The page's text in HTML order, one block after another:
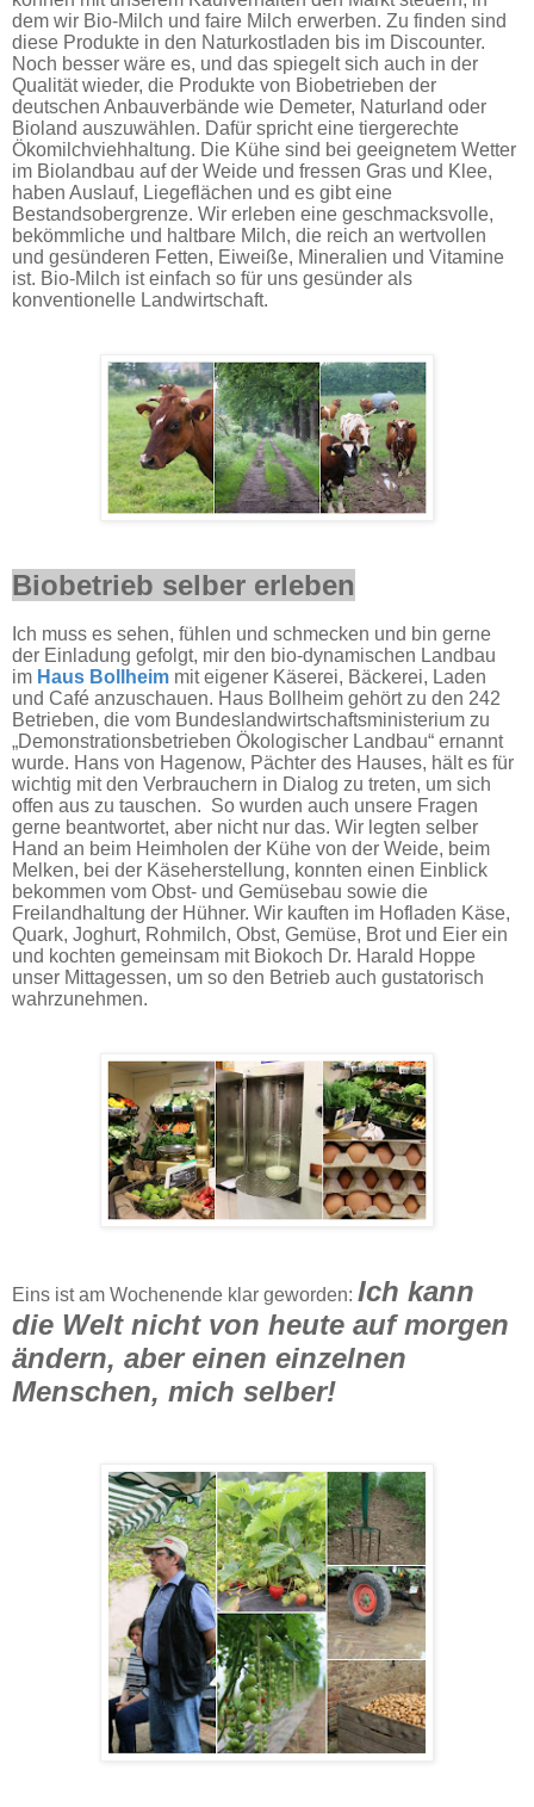
dem wir Bio-Milch und faire Milch erwerben. Zu finden sind
diese Produkte in den Naturkostladen bis im Discounter.
Noch besser wäre es, und das spiegelt sich auch in der
Qualität wieder, die Produkte von Biobetrieben der
deutschen Anbauverbände wie Demeter, Naturland oder
Bioland auszuwählen. Dafür spricht eine tiergerechte
Ökomilchviehhaltung. Die Kühe sind bei geeignetem Wetter
im Biolandbau auf der Weide und fressen Gras und Klee,
haben Auslauf, Liegeflächen und es gibt eine
Bestandsobergrenze. Wir erleben eine geschmacksvolle,
bekömmliche und haltbare Milch, die reich an wertvollen
und gesünderen Fetten, Eiweiße, Mineralien und Vitamine
ist. Bio-Milch ist einfach so für uns gesünder als
konventionelle Landwirtschaft.
Biobetrieb selber erleben
Ich muss es sehen, fühlen und schmecken und bin gerne
der Einladung gefolgt, mir den bio-dynamischen Landbau
im Haus Bollheim mit eigener Käserei, Bäckerei, Laden
und Café anzuschauen. Haus Bollheim gehört zu den 242
Betrieben, die vom Bundeslandwirtschaftsministerium zu
„Demonstrationsbetrieben Ökologischer Landbau“ ernannt
wurde. Hans von Hagenow, Pächter des Hauses, hält es für
wichtig mit den Verbrauchern in Dialog zu treten, um sich
offen aus zu tauschen. So wurden auch unsere Fragen
gerne beantwortet, aber nicht nur das. Wir legten selber
Hand an beim Heimholen der Kühe von der Weide, beim
Melken, bei der Käseherstellung, konnten einen Einblick
bekommen vom Obst- und Gemüsebau sowie die
Freilandhaltung der Hühner. Wir kauften im Hofladen Käse,
Quark, Joghurt, Rohmilch, Obst, Gemüse, Brot und Eier ein
und kochten gemeinsam mit Biokoch Dr. Harald Hoppe
unser Mittagessen, um so den Betrieb auch gustatorisch
wahrzunehmen.
Eins ist am Wochenende klar geworden: Ich kann
die Welt nicht von heute auf morgen
ändern, aber einen einzelnen
Menschen, mich selber!